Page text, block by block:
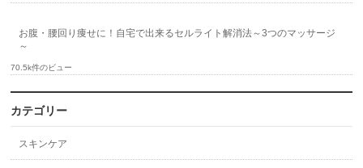
お腹・腰回り痩せに！自宅で出来るセルライト解消法～3つのマッサージ
～
70.5k件のビュー
カテゴリー
スキンケア